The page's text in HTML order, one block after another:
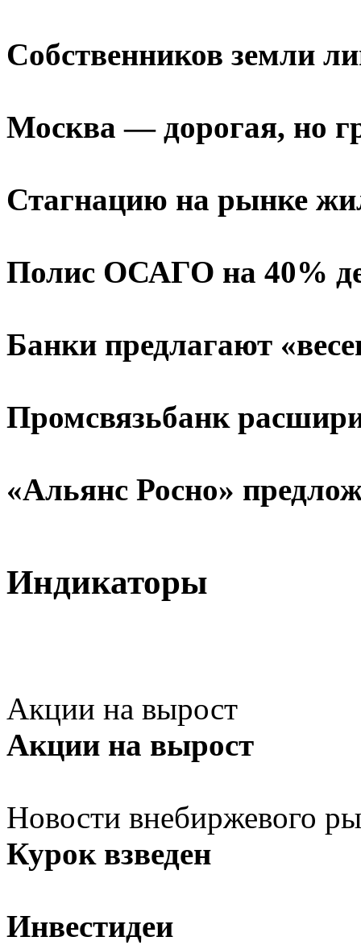
Собственников земли
Москва — дорогая, но
Стагнацию на рынке
Полис ОСАГО на 40%
Банки предлагают
Промсвязьбанк
«Альянс Росно»
Индикаторы
Акции на вырост
Акции на вырост
Новости внебиржевого
Курок взведен
Инвестидеи